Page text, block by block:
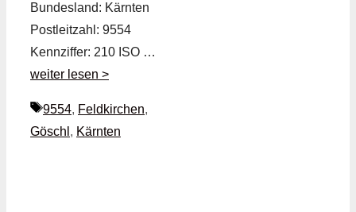
Bundesland: Kärnten
Postleitzahl: 9554
Kennziffer: 210 ISO …
weiter lesen >
Schlagwörter
9554, Feldkirchen,
Göschl , Kärnten